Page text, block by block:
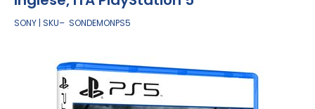
SONY SKU SONDEMONPS5